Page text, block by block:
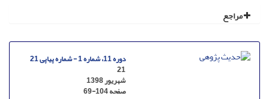
مراجع
دوره 11، شماره 1 - شماره پیاپی 21
21
شهریور 1398
صفحه69-104